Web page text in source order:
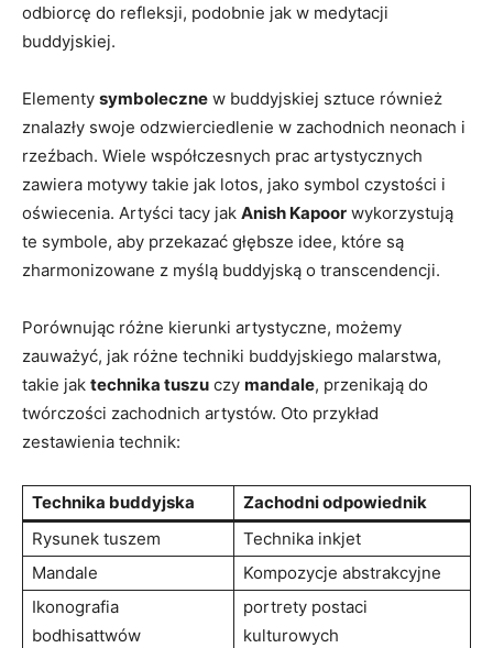
odbiorcę do refleksji, podobnie jak w medytacji
buddyjskiej.
Elementy symboleczne w buddyjskiej sztuce również
znalazły swoje odzwierciedlenie w zachodnich neonach i
rzeźbach. Wiele współczesnych prac artystycznych
zawiera motywy takie jak lotos, jako symbol czystości i
oświecenia. Artyści tacy jak Anish Kapoor wykorzystują
te symbole, aby przekazać głębsze idee, które są
zharmonizowane z myślą buddyjską o transcendencji.
Porównując różne kierunki artystyczne, możemy
zauważyć, jak różne techniki buddyjskiego malarstwa,
takie jak technika tuszu czy mandale, przenikają do
twórczości zachodnich artystów. Oto przykład
zestawienia technik:
Technika buddyjska
Zachodni odpowiednik
Rysunek tuszem
Technika inkjet
Mandale
Kompozycje abstrakcyjne
Ikonografia
bodhisattwów
portrety postaci
kulturowych